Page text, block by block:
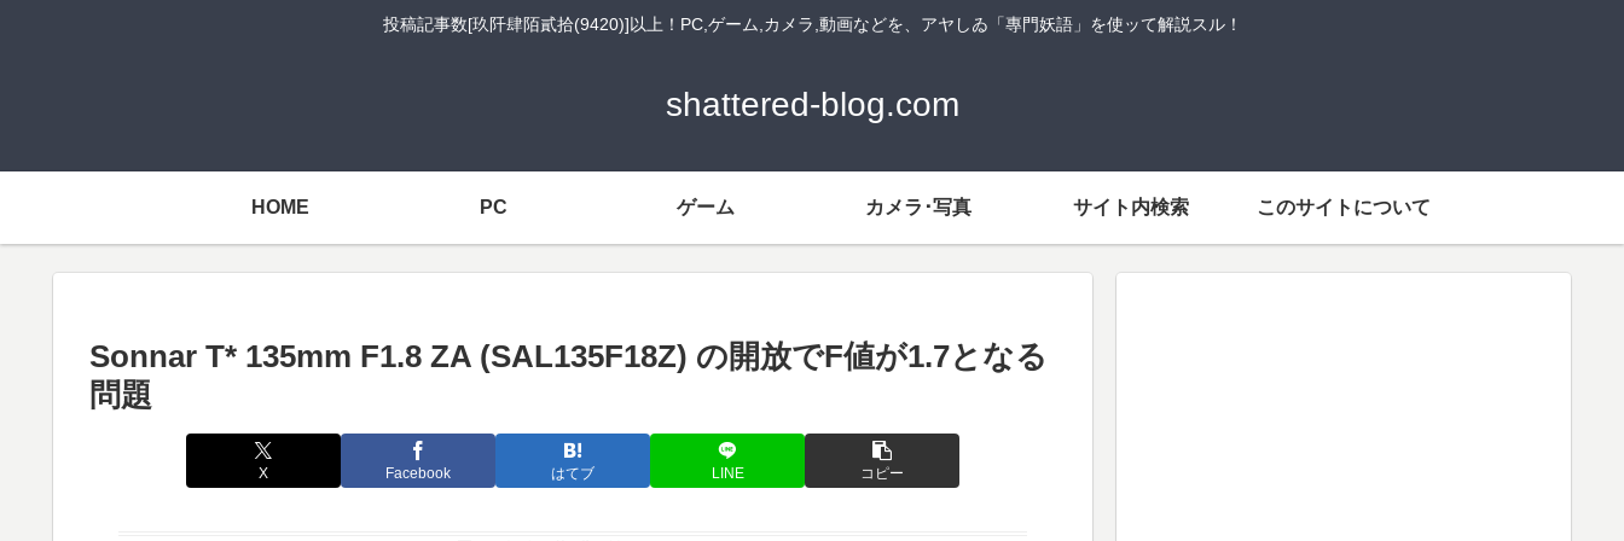
投稿記事数[玖阡肆陌貳拾(9420)]以上！PC,ゲーム,カメラ,動画などを、アヤしゐ「專門妖語」を使ッて解説スル！
shattered-blog.com
HOME PC ゲーム カメラ･写真 サイト内検索 このサイトについて
Sonnar T* 135mm F1.8 ZA (SAL135F18Z) の開放でF値が1.7となる
問題
X Facebook はてブ LINE コピー